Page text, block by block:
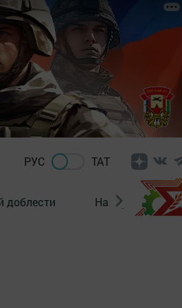
РУС ТАТ
доблести Нацпроекты